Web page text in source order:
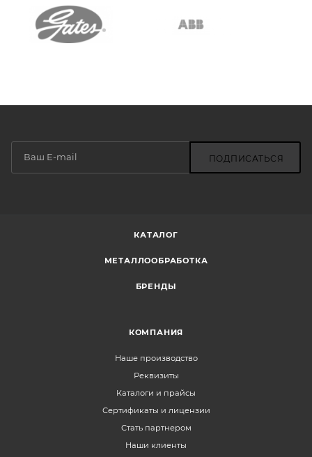
ПОДПИСАТЬСЯ
КАТАЛОГ
МЕТАЛЛООБРАБОТКА
БРЕНДЫ
КОМПАНИЯ
Наше производство
Реквизиты
Каталоги и прайсы
Сертификаты и лицензии
Стать партнером
Наши клиенты